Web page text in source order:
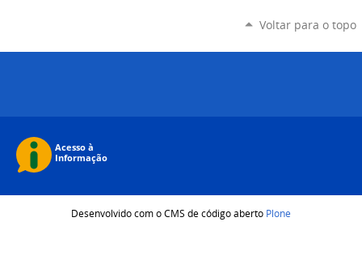
Voltar para o topo
Desenvolvido com o CMS de código aberto Plone